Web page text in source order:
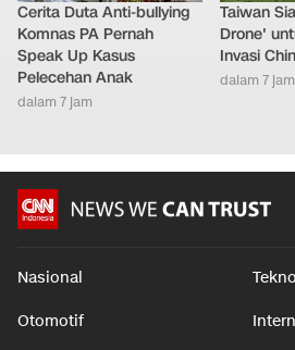
Cerita Duta Anti-bullying
Komnas PA Pernah
Speak Up Kasus
Pelecehan Anak
dalam 7 jam
Taiwan
Drone'
Invasi
dalam 7 jam
Nasional
Otomotif